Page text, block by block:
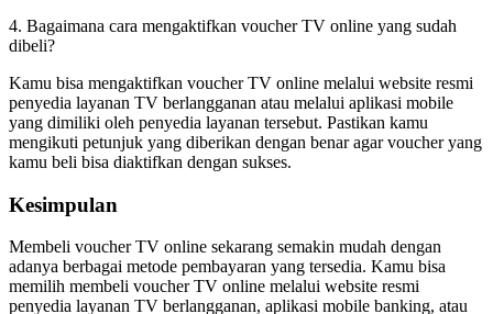
4. Bagaimana cara mengaktifkan voucher TV online yang sudah
dibeli?
Kamu bisa mengaktifkan voucher TV online melalui website resmi
penyedia layanan TV berlangganan atau melalui aplikasi mobile
yang dimiliki oleh penyedia layanan tersebut. Pastikan kamu
mengikuti petunjuk yang diberikan dengan benar agar voucher yang
kamu beli bisa diaktifkan dengan sukses.
Kesimpulan
Membeli voucher TV online sekarang semakin mudah dengan
adanya berbagai metode pembayaran yang tersedia. Kamu bisa
memilih membeli voucher TV online melalui website resmi
penyedia layanan TV berlangganan, aplikasi mobile banking, atau